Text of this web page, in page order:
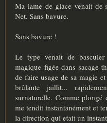
Ma lame de glace venait de
Net. Sans bavure.
Sans bavure !
Le type venait de
magique figée dans sacage
de faire usage de sa magie
brûlante jaillit...
surnaturelle. Comme
me tendit instantanément et
la direction qui etait un